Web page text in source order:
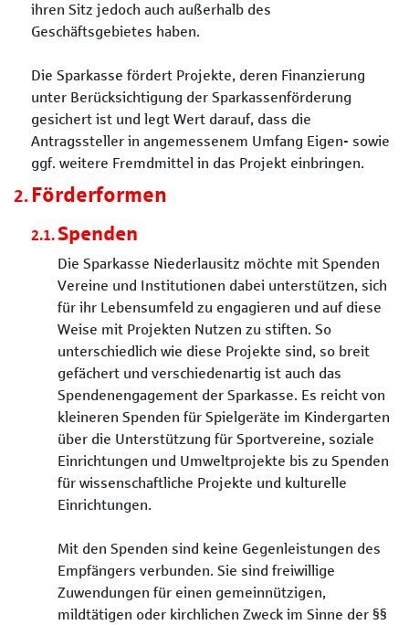
ihren Sitz jedoch auch außerhalb des
Geschäftsgebietes haben.
Die Sparkasse fördert Projekte, deren Finanzierung
unter Berücksichtigung der Sparkassenförderung
gesichert ist und legt Wert darauf, dass die
Antragssteller in angemessenem Umfang Eigen- sowie
ggf. weitere Fremdmittel in das Projekt einbringen.
Förderformen
Spenden
Die Sparkasse Niederlausitz möchte mit Spenden
Vereine und Institutionen dabei unterstützen, sich
für ihr Lebensumfeld zu engagieren und auf diese
Weise mit Projekten Nutzen zu stiften. So
unterschiedlich wie diese Projekte sind, so breit
gefächert und verschiedenartig ist auch das
Spendenengagement der Sparkasse. Es reicht von
kleineren Spenden für Spielgeräte im Kindergarten
über die Unterstützung für Sportvereine, soziale
Einrichtungen und Umweltprojekte bis zu Spenden
für wissenschaftliche Projekte und kulturelle
Einrichtungen.
Mit den Spenden sind keine Gegenleistungen des
Empfängers verbunden. Sie sind freiwillige
Zuwendungen für einen gemeinnützigen,
mildtätigen oder kirchlichen Zweck im Sinne der §§